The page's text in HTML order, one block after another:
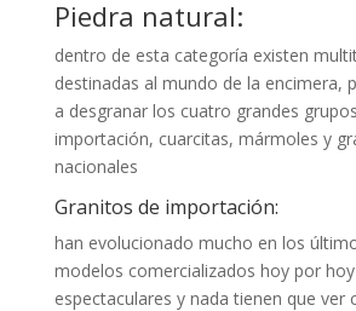
Piedra natural:
dentro de esta categoría existen
destinadas al mundo de la encimera,
a desgranar los cuatro grandes
importación, cuarcitas, mármoles y
nacionales
Granitos de importación:
han evolucionado mucho en los
modelos comercializados hoy por
espectaculares y nada tienen que ver